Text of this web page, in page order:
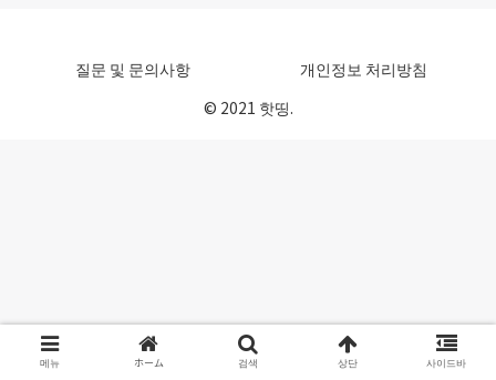
질문 및 문의사항
개인정보 처리방침
© 2021 핫띵.
메뉴 ホーム 검색 상단 사이드바